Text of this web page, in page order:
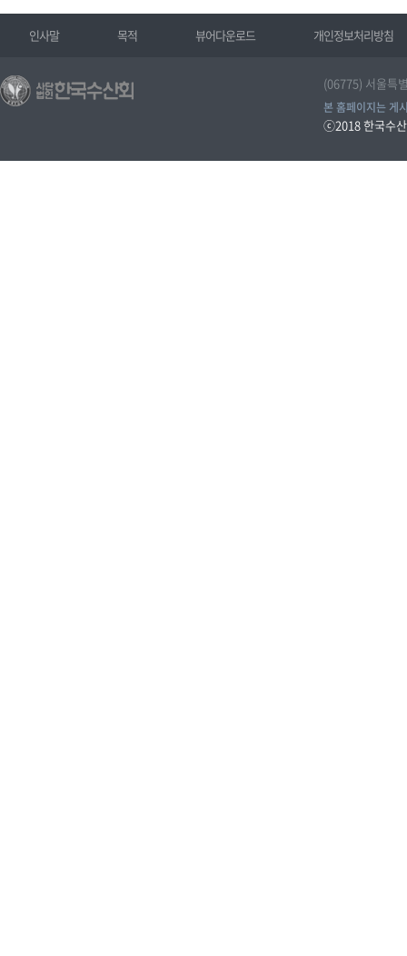
인사말 목적 뷰어다운로드 개인정보처리방침
(06775) 서울특
본 홈페이지는 게
ⓒ2018한국수